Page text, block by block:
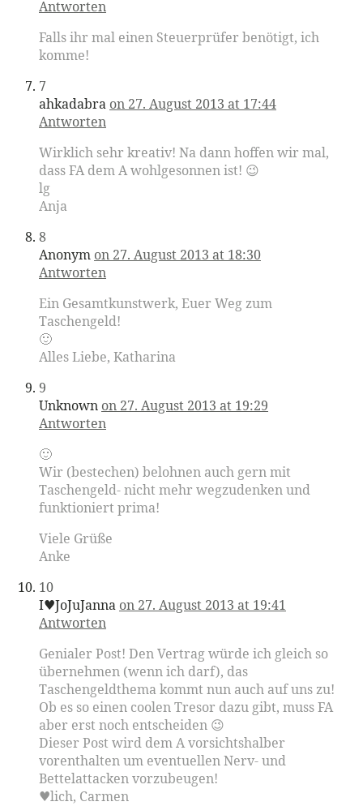
Antworten
Falls ihr mal einen Steuerprüfer benötigt, ich
komme!
7
ahkadabra on 27. August 2013 at 17:44
Antworten
Wirklich sehr kreativ! Na dann hoffen wir mal,
dass FA dem A wohlgesonnen ist! 😉
lg
Anja
8
Anonym on 27. August 2013 at 18:30
Antworten
Ein Gesamtkunstwerk, Euer Weg zum
Taschengeld!
🙂
Alles Liebe, Katharina
9
Unknown on 27. August 2013 at 19:29
Antworten
🙂
Wir (bestechen) belohnen auch gern mit
Taschengeld- nicht mehr wegzudenken und
funktioniert prima!
Viele Grüße
Anke
10
I♥JoJuJanna on 27. August 2013 at 19:41
Antworten
Genialer Post! Den Vertrag würde ich gleich so
übernehmen (wenn ich darf), das
Taschengeldthema kommt nun auch auf uns zu!
Ob es so einen coolen Tresor dazu gibt, muss FA
aber erst noch entscheiden 😉
Dieser Post wird dem A vorsichtshalber
vorenthalten um eventuellen Nerv- und
Bettelattacken vorzubeugen!
♥lich, Carmen